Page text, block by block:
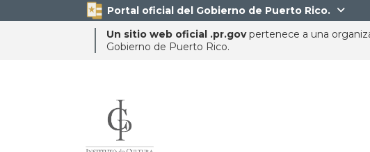
Portal oficial del Gobierno de Puerto Rico. 
Un sitio web oficial .pr.govpertenece a una
Gobierno de Puerto Rico.